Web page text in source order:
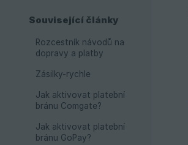
Související články
Rozcestník návodů na
dopravy a platby
Zásilky-rychle
Jak aktivovat platební
bránu Comgate?
Jak aktivovat platební
bránu GoPay?